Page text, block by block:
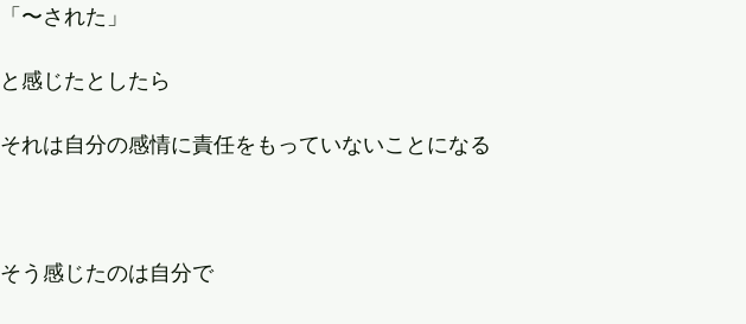
「〜された」
と感じたとしたら
それは自分の感情に責任をもっていないことになる
そう感じたのは自分で